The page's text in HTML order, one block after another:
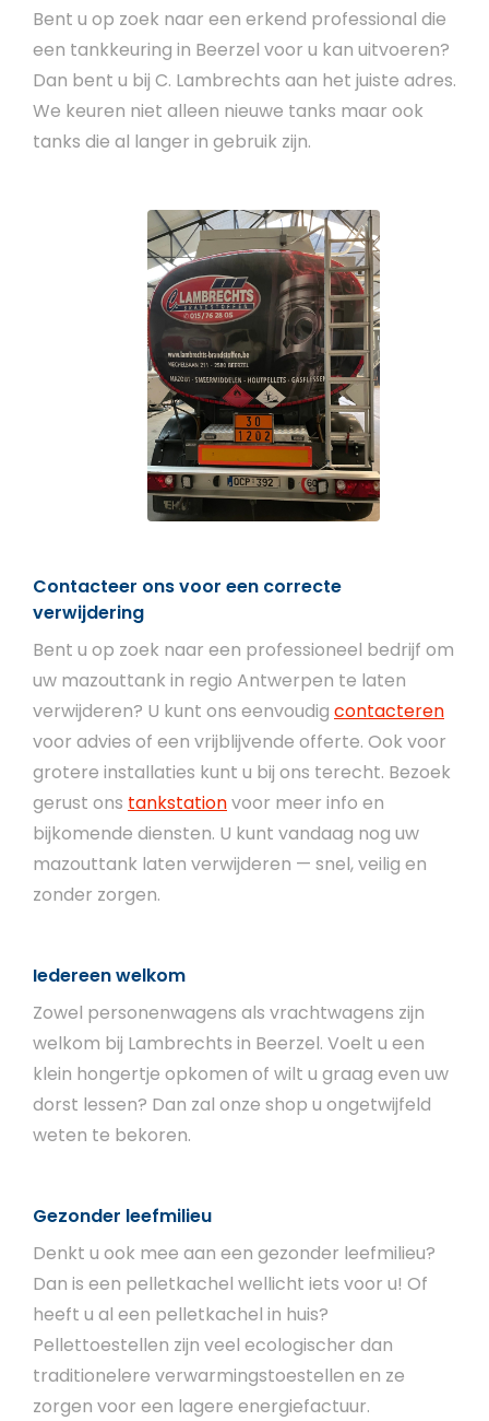
Bent u op zoek naar een erkend professional die
een tankkeuring in Beerzel voor u kan uitvoeren?
Dan bent u bij C. Lambrechts aan het juiste adres.
We keuren niet alleen nieuwe tanks maar ook
tanks die al langer in gebruik zijn.
Contacteer ons voor een correcte
verwijdering
Bent u op zoek naar een professioneel bedrijf om
uw mazouttank in regio Antwerpen te laten
verwijderen? U kunt ons eenvoudig contacteren
voor advies of een vrijblijvende offerte. Ook voor
grotere installaties kunt u bij ons terecht. Bezoek
gerust ons tankstationvoor meer info en
bijkomende diensten. U kunt vandaag nog uw
mazouttank laten verwijderen — snel, veilig en
zonder zorgen.
Iedereen welkom
Zowel personenwagens als vrachtwagens zijn
welkom bij Lambrechts in Beerzel. Voelt u een
klein hongertje opkomen of wilt u graag even uw
dorst lessen? Dan zal onze shop u ongetwijfeld
weten te bekoren.
Gezonder leefmilieu
Denkt u ook mee aan een gezonder leefmilieu?
Dan is een pelletkachel wellicht iets voor u! Of
heeft u al een pelletkachel in huis?
Pellettoestellen zijn veel ecologischer dan
traditionelere verwarmingstoestellen en ze
zorgen voor een lagere energiefactuur.